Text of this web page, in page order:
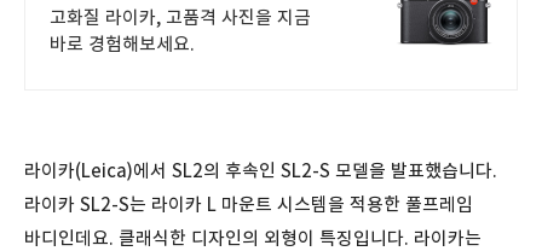
편리하게
고화질 라이카, 고품격 사진을 지금
바로 경험해보세요.
라이카(Leica)에서 SL2의 후속인 SL2-S 모델을 발표했습니다.
라이카 SL2-S는 라이카 L 마운트 시스템을 적용한 풀프레임
바디인데요. 클래식한 디자인의 외형이 특징입니다. 라이카는